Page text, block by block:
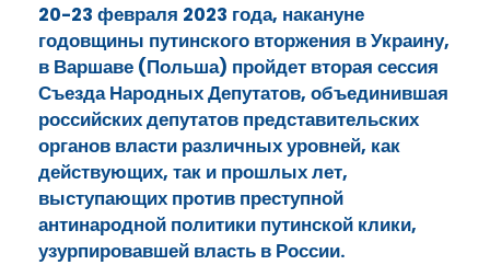
20-23 февраля 2023 года, накануне
годовщины путинского вторжения в Украину,
в Варшаве (Польша) пройдет вторая сессия
Съезда Народных Депутатов, объединившая
российских депутатов представительских
органов власти различных уровней, как
действующих, так и прошлых лет,
выступающих против преступной
антинародной политики путинской клики,
узурпировавшей власть в России.